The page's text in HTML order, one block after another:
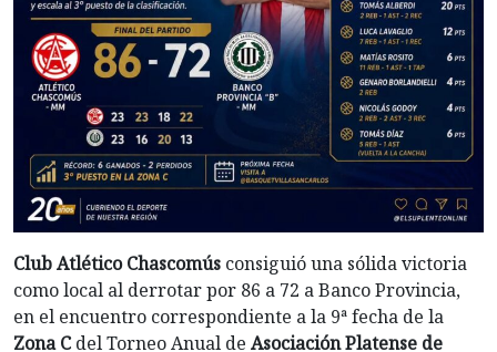
Club Atlético Chascomús consiguió una sólida victoria
como local al derrotar por 86 a 72 a Banco Provincia,
en el encuentro correspondiente a la 9ª fecha de la
Zona Cdel Torneo Anual de Asociación Platense de